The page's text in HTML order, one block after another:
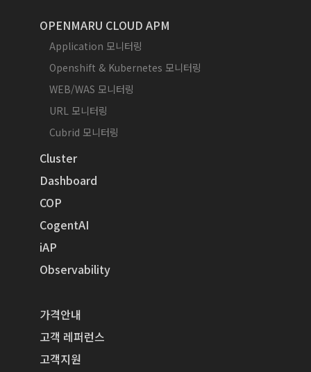
OPENMARU CLOUD APM
Application 모니터링
Openshift & Kubernetes 모니터링
WEB/WAS 모니터링
URL 모니터링
Cubrid 모니터링
Cluster
Dashboard
COP
CogentAI
iAP
Observability
가격안내
고객 레퍼런스
고객지원